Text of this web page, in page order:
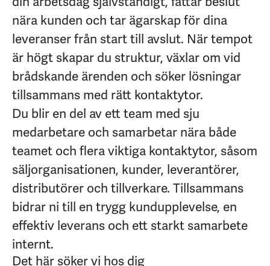
nära kunden och tar ägarskap för dina
leveranser från start till avslut. När tempot
är högt skapar du struktur, växlar om vid
brådskande ärenden och söker lösningar
tillsammans med rätt kontaktytor.
Du blir en del av ett team med sju
medarbetare och samarbetar nära både
teamet och flera viktiga kontaktytor, såsom
säljorganisationen, kunder, leverantörer,
distributörer och tillverkare. Tillsammans
bidrar ni till en trygg kundupplevelse, en
effektiv leverans och ett starkt samarbete
internt.
Det här söker vi hos dig